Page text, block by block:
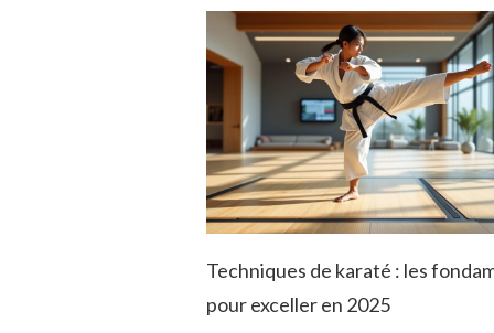
Techniques de karaté : les
pour exceller en 2025